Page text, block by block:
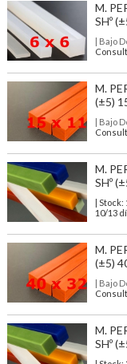
M.
SHº
| Bajo
M.
(±5)
| Bajo
M.
SHº
| Stock:
10/13
M.
(±5)
| Bajo
M.
SHº